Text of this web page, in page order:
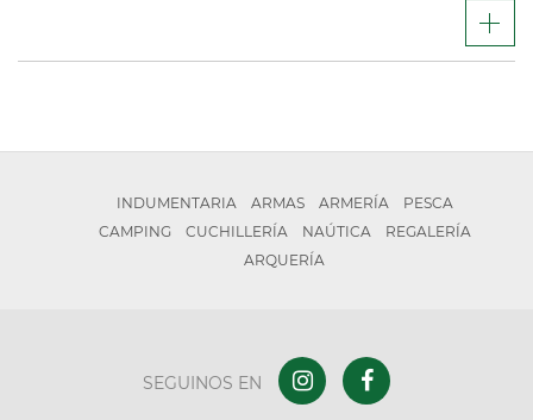
INDUMENTARIA ARMAS ARMERÍA
PESCA
CAMPING
CUCHILLERÍA NAÚTICA
REGALERÍA
ARQUERÍA
SEGUINOS EN